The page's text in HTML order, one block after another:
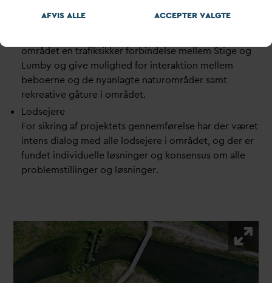
Everenden såvel som igennem de konstruerede
området en trafiksikker forbindelse mellem Stige og
Lumby og give mulighed for interaktion mellem
beboerne og de nyanlagte naturområder samt
rekreative gåture i området.
Lodsejere
For sikring af projektets gennemførelse har der været
intens dialog med alle lodsejere i området, og der er
fundet individuelle løsninger og konsensus om alle
problemstillinger og løsninger.
AFVIS ALLE ACCEPTERVALGTE